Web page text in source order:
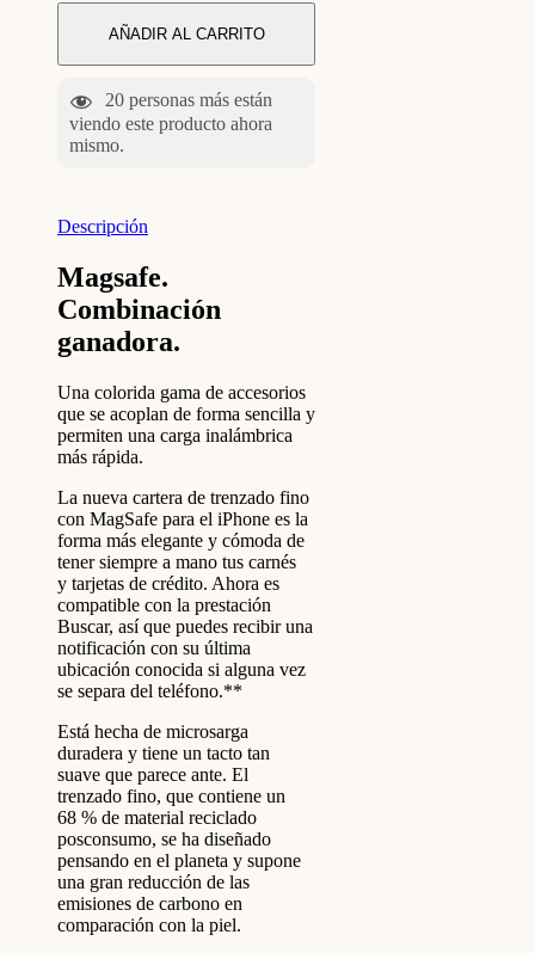
AÑADIR AL CARRITO
20 personas más están
viendo este producto ahora
mismo.
Descripción
Magsafe.
Combinación
ganadora.
Una colorida gama de accesorios
que se acoplan de forma sencilla y
permiten una carga inalámbrica
más rápida.
La nueva cartera de trenzado fino
con MagSafe para el iPhone es la
forma más elegante y cómoda de
tener siempre a mano tus carnés
y tarjetas de crédito. Ahora es
compatible con la prestación
Buscar, así que puedes recibir una
notificación con su última
ubicación conocida si alguna vez
se separa del teléfono.**
Está hecha de microsarga
duradera y tiene un tacto tan
suave que parece ante. El
trenzado fino, que contiene un
68 % de material reciclado
posconsumo, se ha diseñado
pensando en el planeta y supone
una gran reducción de las
emisiones de carbono en
comparación con la piel.